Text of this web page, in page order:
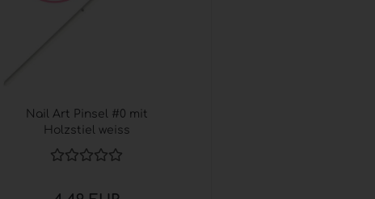
(GOJO®) anzeigen
/ GOJO® Sets
/ GOJO® Zubehör
Nail Art Pinsel #0 mit
Holzstiel weiss